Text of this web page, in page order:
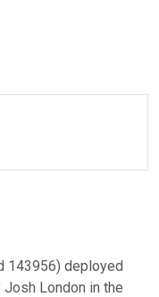
143956) deployed
London in the